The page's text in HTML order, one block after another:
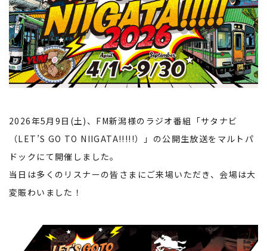
2026年5月9日(土)、FM新潟様のラジオ番組「サタナビ
（LET’S GO TO NIIGATA!!!!!）」の公開生放送をマルトパ
ドックにて開催しました。
当日は多くのリスナーの皆さまにご来場いただき、会場は大
変賑わいました！